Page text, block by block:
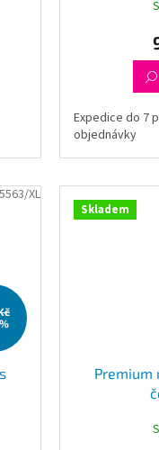
Expedice do 7
objednávky
XL
Skladem
Premium